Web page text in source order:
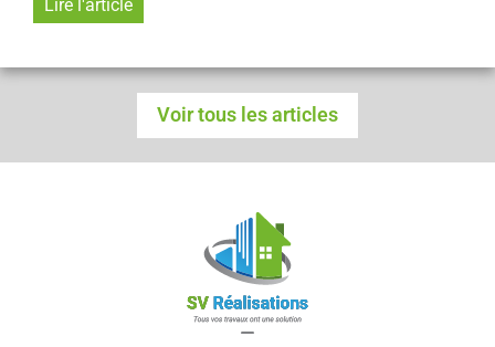
Lire l'article
Voir tous les articles